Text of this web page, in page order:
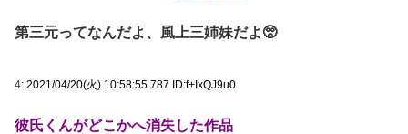
第三元ってなんだよ、風上三姉妹だよ🥺
4: 2021/04/20(火) 10:58:55.787 ID:f+IxQJ9u0
彼氏くんがどこかへ消失した作品